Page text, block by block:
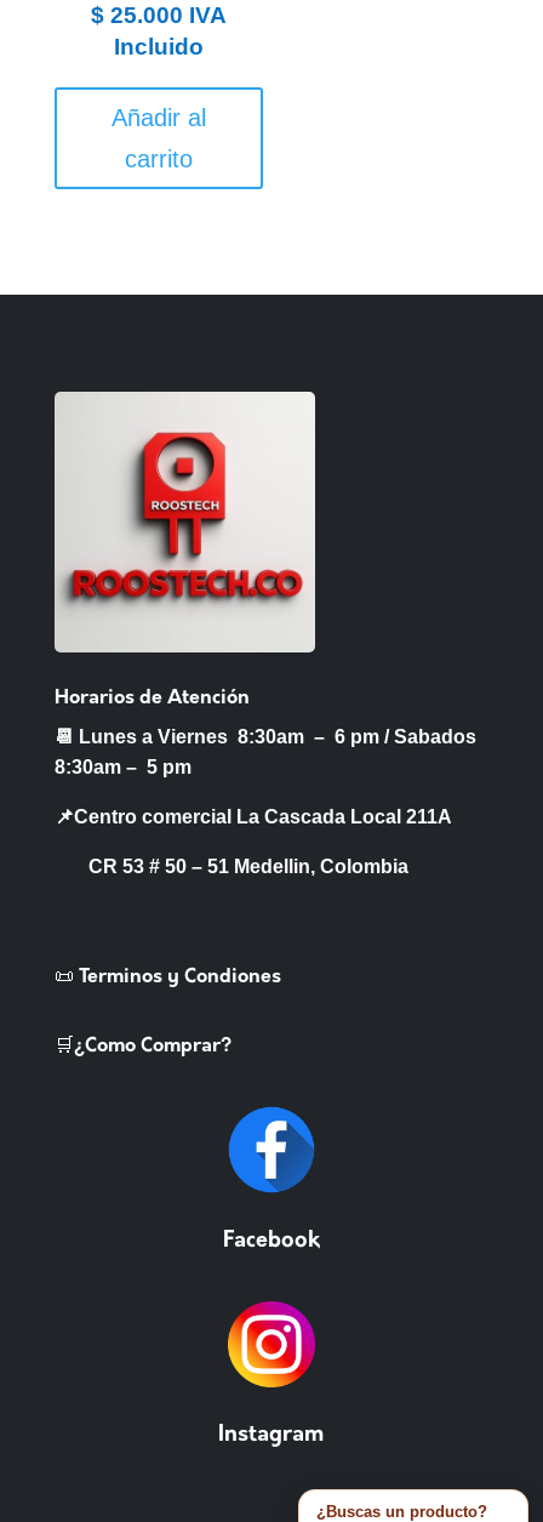
$25.000 IVA
Incluido
Añadir al
carrito
Horarios de Atención
📆 Lunes a Viernes 8:30am – 6 pm /Sabados
8:30am – 5 pm
📌Centro comercial La Cascada Local 211A
CR 53 # 50 – 51 Medellin, Colombia
📜 Terminos y Condiones
🛒¿Como Comprar?
Facebook
Instagram
¿Buscas un producto?